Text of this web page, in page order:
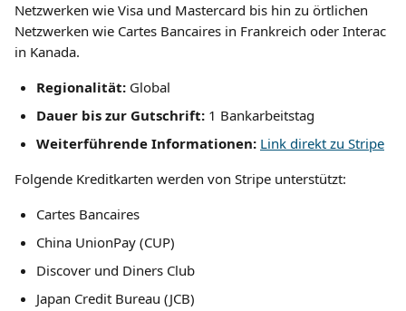
Netzwerken wie Visa und Mastercard bis hin zu örtlichen
Netzwerken wie Cartes Bancaires in Frankreich oder Interac
in Kanada.
Regionalität: Global
Dauer bis zur Gutschrift: 1 Bankarbeitstag
Weiterführende Informationen: Link direkt zu Stripe
Folgende Kreditkarten werden von Stripe unterstützt:
Cartes Bancaires
China UnionPay (CUP)
Discover und Diners Club
Japan Credit Bureau (JCB)